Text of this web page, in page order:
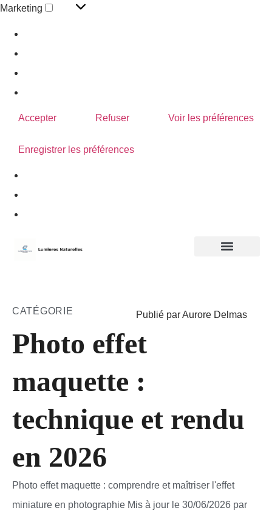
Marketing
Accepter Refuser Voir les préférences
Enregistrer les préférences
CATÉGORIE Publié par Aurore Delmas
Photo effet
maquette :
technique et rendu
en 2026
Photo effet maquette : comprendre et maîtriser l'effet
miniature en photographie Mis à jour le 30/06/2026 par